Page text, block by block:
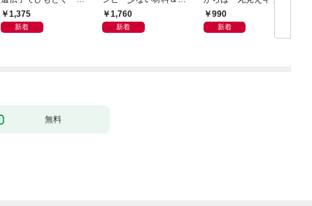
良の友」の進化
1,375
新着
味料で、あとはスイッ
チポン！
1,760
新着
ン」でラクしておいし
い
990
新着
無料